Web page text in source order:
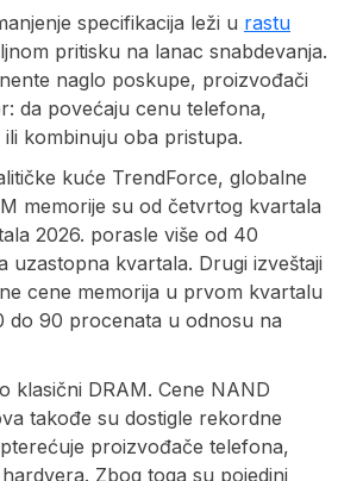
specifikacija leži u rastu
pritisku na lanac snabdevanja.
naglo poskupe, proizvođači
da povećaju cenu telefona,
kombinuju oba pristupa.
kuće TrendForce, globalne
memorije su od četvrtog kvartala
2026. porasle više od 40
uzastopna kvartala. Drugi izveštaji
cene memorija u prvom kvartalu
do 90 procenata u odnosu na
klasični DRAM. Cene NAND
takođe su dostigle rekordne
proizvođače telefona,
Zbog toga su pojedini